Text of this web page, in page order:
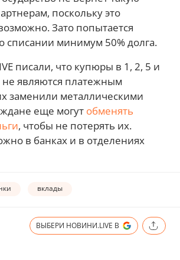
поскольку это
Зато попытается
списании минимум 50% долга.
писали, что купюры в 1, 2, 5 и
являются платежным
заменили металлическими
еще могут обменять
, чтобы не потерять их.
в банках и в отделениях
вклады
ВЫБЕРИ НОВИНИ.LIVE В